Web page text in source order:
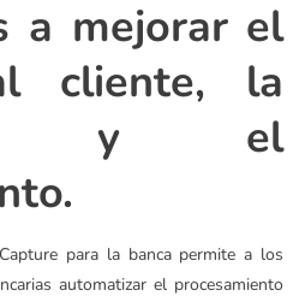
a mejorar el
cliente, la
y el
para la banca permite a los
automatizar el procesamiento